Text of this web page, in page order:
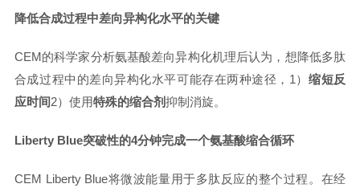
降低合成过程中差向异构化水平的关键
CEM的科学家分析氨基酸差向异构化机理后认为 ，想降低多肽
合成过程中的差向异构化水平可能存在两种途径， 1） 缩短反
应时间2）使用特殊的缩合剂抑制消旋。
Liberty Blue突破性的4分钟完成一个氨基酸缩合循环
CEM Liberty Blue将微波能量用于多肽反应的整个过程。在经